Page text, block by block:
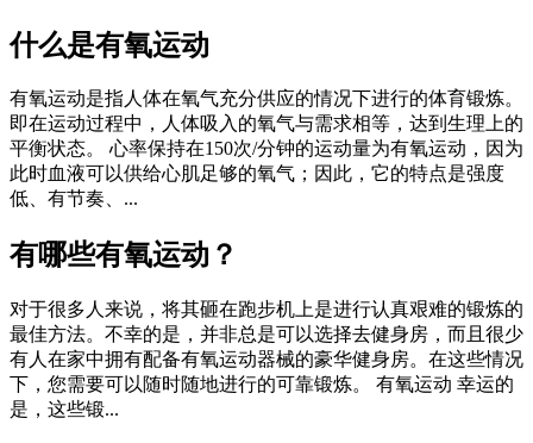
什么是有氧运动
有氧运动是指人体在氧气充分供应的情况下进行的体育锻炼。
即在运动过程中，人体吸入的氧气与需求相等，达到生理上的
平衡状态。 心率保持在150次/分钟的运动量为有氧运动，因为
此时血液可以供给心肌足够的氧气；因此，它的特点是强度
低、有节奏、...
有哪些有氧运动？
对于很多人来说，将其砸在跑步机上是进行认真艰难的锻炼的
最佳方法。不幸的是，并非总是可以选择去健身房，而且很少
有人在家中拥有配备有氧运动器械的豪华健身房。在这些情况
下，您需要可以随时随地进行的可靠锻炼。 有氧运动 幸运的
是，这些锻...